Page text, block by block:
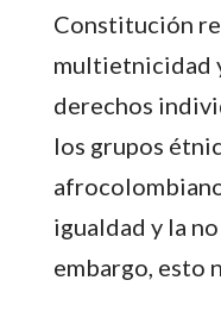
Constitución
multietnicidad
derechos
los grupos
igualdad y la
embargo, esto